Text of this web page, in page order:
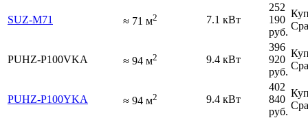
SUZ-M71 ≈ 71 м2 7.1 кВт
252
190
руб.
PUHZ-P100VKA ≈ 94 м2 9.4 кВт
396
920
руб.
PUHZ-P100YKA ≈ 94 м2 9.4 кВт
402
840
руб.